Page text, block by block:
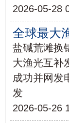
2026-05-28
全球最大
盐碱荒滩换
大渔光互补
成功并网发
发
2026-05-26